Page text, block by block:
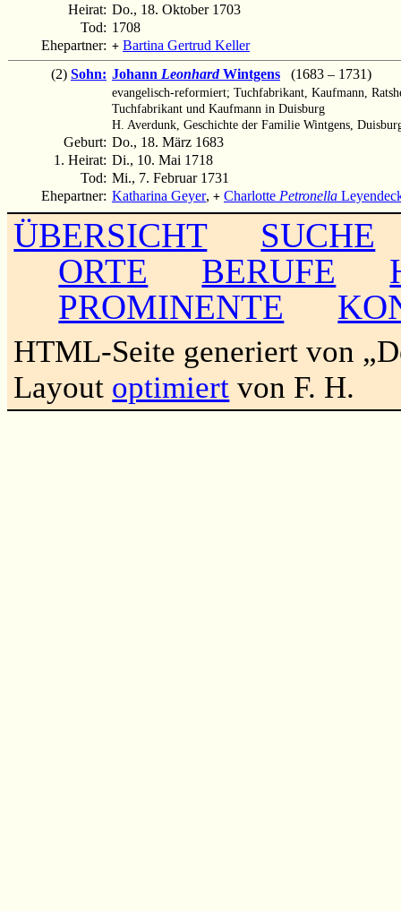
Heirat: Do., 18. Oktober 1703
Tod: 1708
Ehepartner: + Bartina Gertrud Keller
(2) Sohn: Johann LeonhardWintgens (1683 – 1731)
evangelisch-reformiert; Tuchfabrikant, Kaufmann,
Tuchfabrikant und Kaufmann in Duisburg
H. Averdunk, Geschichte der Familie Wintgens,
Geburt: Do., 18. März 1683
1. Heirat: Di., 10. Mai 1718
Tod: Mi., 7. Februar 1731
Ehepartner: Katharina Geyer, + Charlotte Petronella
ÜBERSICHT
SUCHE
ORTE
BERUFE
PROMINENTE
HTML-Seite generiert von
Layout optimiert von F. H.